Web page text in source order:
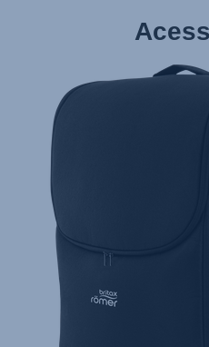
Használati útmutató
Lietošanas instrukcija
Monteringsanvisning
Instrucţiuni de utilizare
Bruksanvisning
Kullanım talimatı